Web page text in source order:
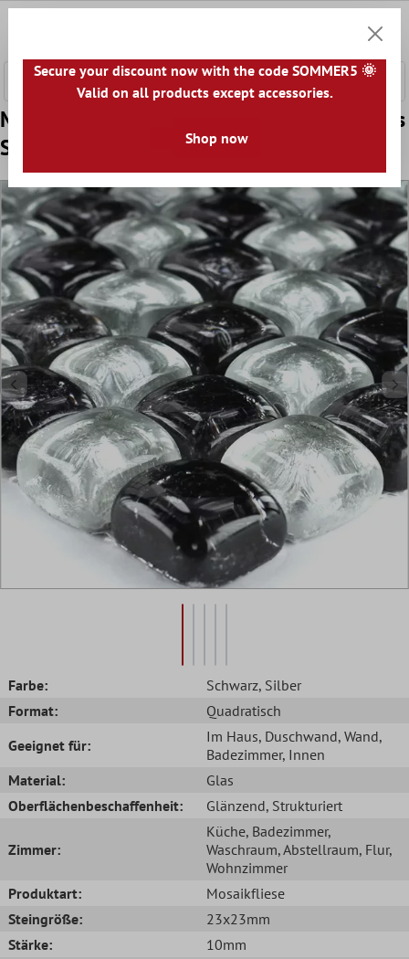
Muster von Mosaikfliesen Glas on the Rocks
Schwarz Silber
Farbe: Schwarz, Silber
Format:
Quadratisch
Geeignet für:
Im Haus, Duschwand, Wand,
Badezimmer, Innen
Material:
Glas
Oberflächenbeschaffenheit:
Glänzend, Strukturiert
Zimmer:
Küche, Badezimmer,
Waschraum, Abstellraum, Flur,
Wohnzimmer
Produktart:
Mosaikfliese
Steingröße:
23x23mm
Stärke:
10mm
Secure your discount now with the code SOMMER5 🌞
Valid on all products except accessories.
Shop now